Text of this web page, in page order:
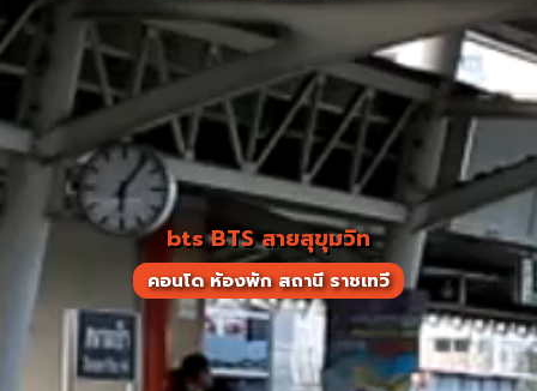
bts BTS สายสุขุมวิท
คอนโด ห้องพัก สถานี ราชเทวี